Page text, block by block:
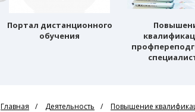
Портал дистанционного
обучения
Главная Деятельность Повышение